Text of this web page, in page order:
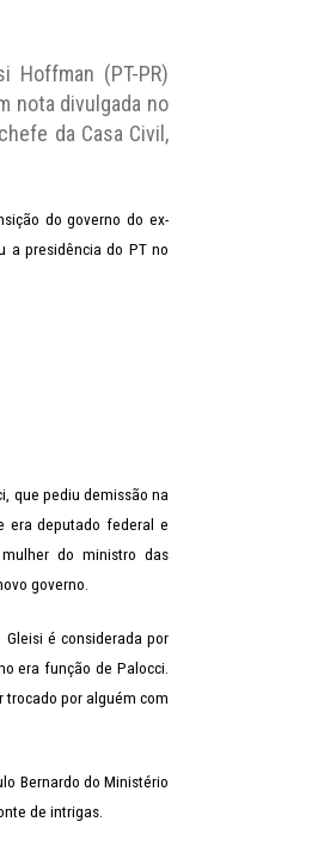
Hoffman (PT-PR)
nota divulgada no
da Casa Civil,
do governo do ex-
a presidência do PT no
que pediu demissão na
era deputado federal e
do ministro das
governo.
é considerada por
era função de Palocci.
trocado por alguém com
Bernardo do Ministério
de intrigas.